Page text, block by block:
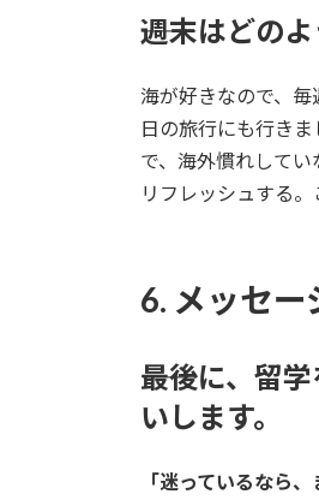
――週末はどの
海が好きなので、
日の旅行にも行き
で、海外慣れして
リフレッシュする。
6. メッセ
――最後に、
いします。
「迷っているなら